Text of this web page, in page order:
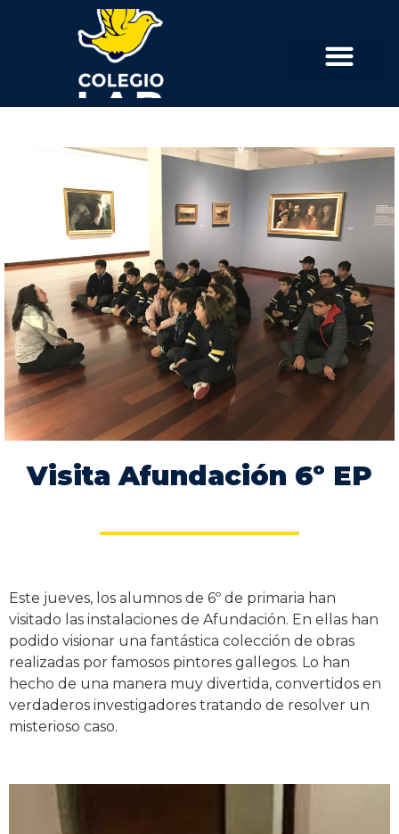
Visita Afundación 6º EP
Este jueves, los alumnos de 6º de primaria han
visitado las instalaciones de Afundación. En ellas han
podido visionar una fantástica colección de obras
realizadas por famosos pintores gallegos. Lo han
hecho de una manera muy divertida, convertidos en
verdaderos investigadores tratando de resolver un
misterioso caso.